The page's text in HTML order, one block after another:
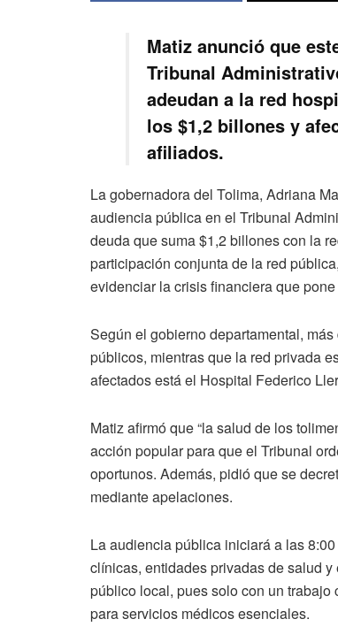
Matiz anunció que
Tribunal
adeudan a la red
los $1,2 billones y
afiliados.
La gobernadora del Tolima, Adriana
audiencia pública en el Tribunal
deuda que suma $1,2 billones con la
participación conjunta de la red
evidenciar la crisis financiera que
Según el gobierno departamental,
públicos, mientras que la red privada
afectados está el Hospital Federico
Matiz afirmó que “la salud de los
acción popular para que el Tribunal
oportunos. Además, pidió que se
mediante apelaciones.
La audiencia pública iniciará a las
clínicas, entidades privadas de salud
público local, pues solo con un
para servicios médicos esenciales.